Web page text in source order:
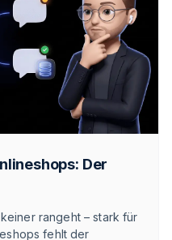
Der
rangeht – stark für
fehlt der